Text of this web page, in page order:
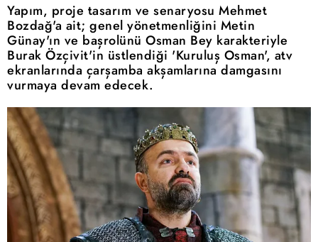
Yapım, proje tasarım ve senaryosu Mehmet
Bozdağ'a ait; genel yönetmenliğini Metin
Günay'ın ve başrolünü Osman Bey karakteriyle
Burak Özçivit'in üstlendiği 'Kuruluş Osman', atv
ekranlarında çarşamba akşamlarına damgasını
vurmaya devam edecek.